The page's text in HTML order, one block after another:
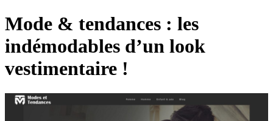
Mode & tendances : les
indémodables d’un look
vestimentaire !